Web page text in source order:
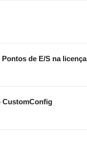
de E/S na licença
CustomConfig